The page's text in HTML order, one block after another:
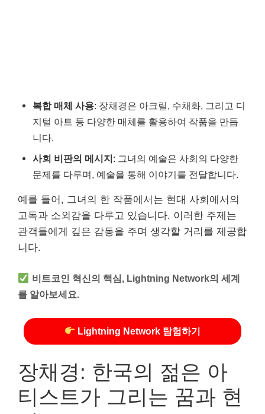
복합 매체 사용: 장채경은 아크릴, 수채화, 그리고 디
지털 아트 등 다양한 매체를 활용하여 작품을 만듭
니다.
사회 비판의 메시지: 그녀의 예술은 사회의 다양한
문제를 다루며, 예술을 통해 이야기를 전달합니다.
예를 들어, 그녀의 한 작품에서는 현대 사회에서의
고독과 소외감을 다루고 있습니다. 이러한 주제는
관객들에게 깊은 감동을 주며 생각할 거리를 제공합
니다.
비트코인 혁신의 핵심, Lightning Network의 세계
를 알아보세요.
Lightning Network 탐험하기
장채경: 한국의 젊은 아
티스트가 그리는 꿈과 현